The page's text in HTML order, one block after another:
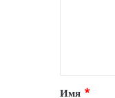
т
а
Имя *